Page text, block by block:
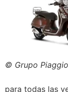
© Grupo
para todas las